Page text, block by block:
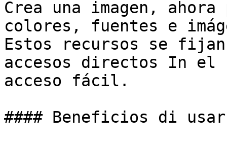
Crea una imagen,
colores, fuentes e
Estos recursos se fijan
accesos directos In el
acceso fácil.
#### Beneficios di